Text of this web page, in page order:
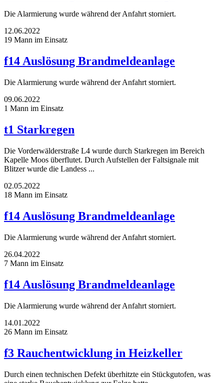
Die Alarmierung wurde während der Anfahrt storniert.
12.06.2022
19 Mann im Einsatz
f14 Auslösung Brandmeldeanlage
Die Alarmierung wurde während der Anfahrt storniert.
09.06.2022
1 Mann im Einsatz
t1 Starkregen
Die Vorderwälderstraße L4 wurde durch Starkregen im Bereich
Kapelle Moos überflutet. Durch Aufstellen der Faltsignale mit
Blitzer wurde die Landess ...
02.05.2022
18 Mann im Einsatz
f14 Auslösung Brandmeldeanlage
Die Alarmierung wurde während der Anfahrt storniert.
26.04.2022
7 Mann im Einsatz
f14 Auslösung Brandmeldeanlage
Die Alarmierung wurde während der Anfahrt storniert.
14.01.2022
26 Mann im Einsatz
f3 Rauchentwicklung in Heizkeller
Durch einen technischen Defekt überhitzte ein Stückgutofen, was